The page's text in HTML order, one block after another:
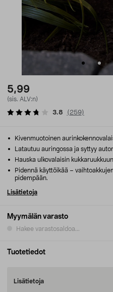
5,99
(sis. ALV:n)
3.8 ( 259)
Myymälän varasto
Hakee varastosaldoa...
Kivenmuotoinen
Latautuu auringossa ja syttyy
Hauska ulkovalaisin
Pidennä käyttöikää –
pidempään.
Lisätietoja
Tuotetiedot
Lisätietoja